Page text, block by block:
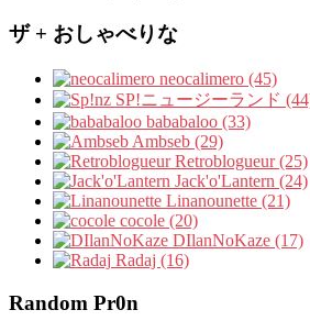
ザ + おしゃべりな
neocalimero (45)
SP!ニュージーランド
bababaloo (33)
Ambseb (29)
Retroblogueur (25)
Jack'o'Lantern (24)
Linanounette (21)
cocole (20)
DIlanNoKaze (17)
Radaj (16)
Random Pr0n